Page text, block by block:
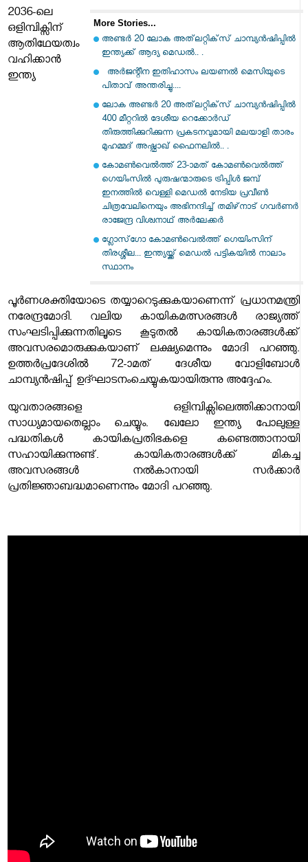
More Stories...
അണ്ടർ 20 ലോക അത്‌ലറ്റിക്‌സ് ചാമ്പ്യൻഷിപ്പിൽ
ഇന്ത്യക്ക് ആദ്യ മെഡൽ.. .
അർജന്റീന ഇതിഹാസം ലയണൽ മെസിയുടെ
പിതാവ് അന്തരിച്ചു....
ലോക അണ്ടർ 20 അത്‌ലറ്റിക്‌സ് ചാമ്പ്യൻഷിപ്പിൽ
400 മീറ്ററിൽ ദേശീയ റെക്കോർഡ്
തിരുത്തിക്കുറിക്കുന്ന പ്രകടനവുമായി മലയാളി താരം
മുഹമ്മദ് അഷ്ഫാഖ് ഫൈനലിൽ.. .
കോമൺവെല്‍ത്ത് 23-ാമത് കോമൺ‌വെൽത്ത്
ഗെയിംസിൽ പുരുഷന്മാരുടെ ട്രിപ്പിൾ ജമ്പ്
ഇനത്തിൽ വെള്ളി മെഡൽ നേടിയ പ്രവീൺ
ചിത്രവേലിനെയും അഭിനന്ദിച്ച് തമിഴ്‌നാട് ഗവർണർ
രാജേന്ദ്ര വിശ്വനാഥ് അർലേക്കർ
ഗ്ലോസ്‌ഗോ കോമൺവെൽത്ത് ഗെയിംസിന്
തിരശ്ശീല... ഇന്ത്യയ്ക്ക് മെഡൽ പട്ടികയിൽ നാലാം
സ്ഥാനം
2036-ലെ
ഒളിമ്പിക്സിന്
ആതിഥേയത്വം
വഹിക്കാൻ
ഇന്ത്യ
പൂർണശക്തിയോടെ തയ്യാറെടുക്കുകയാണെന്ന് പ്രധാനമന്ത്രി
നരേന്ദ്രമോദി. വലിയ കായികമത്സരങ്ങൾ രാജ്യത്ത്
സംഘടിപ്പിക്കുന്നതിലൂടെ കൂടുതൽ കായികതാരങ്ങൾക്ക്
അവസരമൊരുക്കുകയാണ് ലക്ഷ്യമെന്നും മോദി പറഞ്ഞു.
ഉത്തർപ്രദേശിൽ 72-ാമത് ദേശീയ വോളിബോൾ
ചാമ്പ്യൻഷിപ്പ് ഉദ്ഘാടനംചെയ്യുകയായിരുന്നു അദ്ദേഹം.
യുവതാരങ്ങളെ ഒളിമ്പിക്സിലെത്തിക്കാനായി
സാധ്യമായതെല്ലാം ചെയ്യും. ഖേലോ ഇന്ത്യ പോലുള്ള
പദ്ധതികൾ കായികപ്രതിഭകളെ കണ്ടെത്താനായി
സഹായിക്കുന്നുണ്ട്. കായികതാരങ്ങൾക്ക് മികച്ച
അവസരങ്ങൾ നൽകാനായി സർക്കാർ
പ്രതിജ്ഞാബദ്ധമാണെന്നും മോദി പറഞ്ഞു.